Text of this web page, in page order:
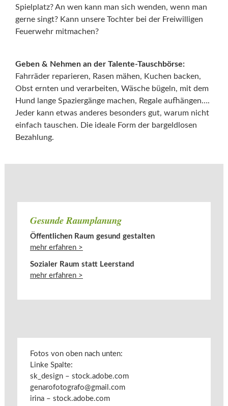
Spielplatz? An wen kann man sich wenden, wenn man
gerne singt? Kann unsere Tochter bei der Freiwilligen
Feuerwehr mitmachen?
Geben & Nehmen an der Talente-Tauschbörse:
Fahrräder reparieren, Rasen mähen, Kuchen backen,
Obst ernten und verarbeiten, Wäsche bügeln, mit dem
Hund lange Spaziergänge machen, Regale aufhängen….
Jeder kann etwas anderes besonders gut, warum nicht
einfach tauschen. Die ideale Form der bargeldlosen
Bezahlung.
Gesunde Raumplanung
Öffentlichen Raum gesund gestalten
mehr erfahren >
Sozialer Raum statt Leerstand
mehr erfahren >
Fotos von oben nach unten:
Linke Spalte:
sk_design – stock.adobe.com
genarofotografo@gmail.com
irina – stock.adobe.com